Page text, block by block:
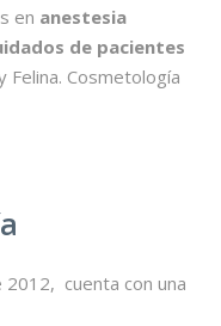
en anestesia
de pacientes
Felina. Cosmetología
2012, cuenta con una